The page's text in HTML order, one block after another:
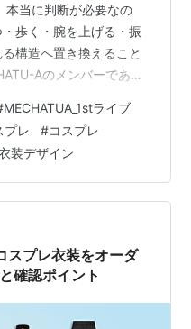
本当に判断が必要なの
歩く・腕を上げる・振
構造へ置き換えること
Aのメンバーである
Drive!”」ライブ衣
わりのレイヤーと縦に
ットを組み立てていま
A 1st LIVE “Over
…
MECHATUA_1stライブ
プレ #コスプレ
装デザイン
プレ衣装をオーダ
確認ポイント